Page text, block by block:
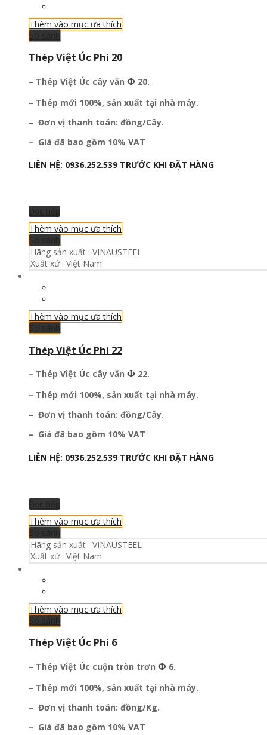
Thêm vào mục ưa thích
Thép Việt Úc Phi 20
– Thép Việt Úc cây vằn Ф 20.
– Thép mới 100%, sản xuất tại nhà máy.
– Đơn vị thanh toán: đồng/Cây.
– Giá đã bao gồm 10% VAT
LIÊN HỆ: 0936.252.539 TRƯỚC KHI ĐẶT HÀNG
Thêm vào mục ưa thích
Hãng sản xuất : VINAUSTEEL
Xuất xứ : Việt Nam
Thêm vào mục ưa thích
Thép Việt Úc Phi 22
– Thép Việt Úc cây vằn Ф 22.
– Thép mới 100%, sản xuất tại nhà máy.
– Đơn vị thanh toán: đồng/Cây.
– Giá đã bao gồm 10% VAT
LIÊN HỆ: 0936.252.539 TRƯỚC KHI ĐẶT HÀNG
Thêm vào mục ưa thích
Hãng sản xuất : VINAUSTEEL
Xuất xứ : Việt Nam
Thêm vào mục ưa thích
Thép Việt Úc Phi 6
– Thép Việt Úc cuộn tròn trơn Ф 6.
– Thép mới 100%, sản xuất tại nhà máy.
– Đơn vị thanh toán: đồng/Kg.
– Giá đã bao gồm 10% VAT